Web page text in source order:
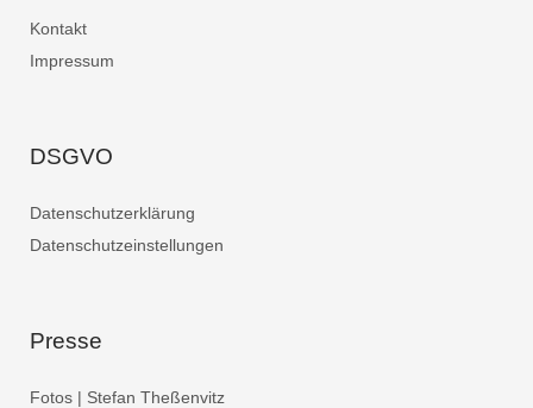
Kontakt
Impressum
DSGVO
Datenschutzerklärung
Datenschutzeinstellungen
Presse
Fotos | Stefan Theßenvitz